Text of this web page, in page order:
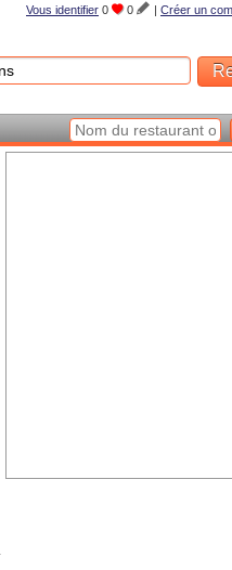
Vous identifier 0 0 | Créer un